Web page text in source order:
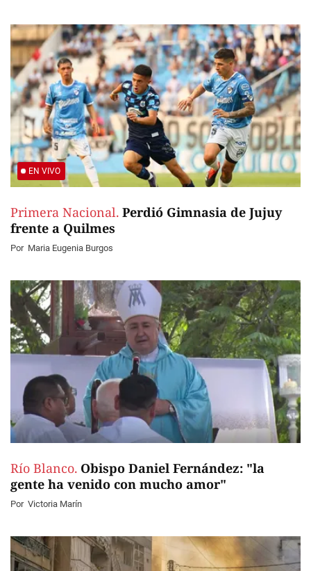
EN VIVO
Primera Nacional. Perdió Gimnasia de Jujuy
frente a Quilmes
Por Maria Eugenia Burgos
Río Blanco. Obispo Daniel Fernández: "la
gente ha venido con mucho amor"
Por Victoria Marín